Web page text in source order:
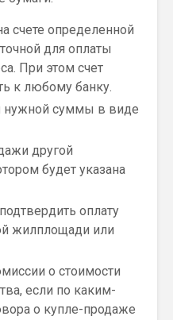
счете определенной
для оплаты
При этом счет
к любому банку.
нужной суммы в виде
другой
будет указана
оплату
жилплощади или
о стоимости
если по каким-
о купле-продаже